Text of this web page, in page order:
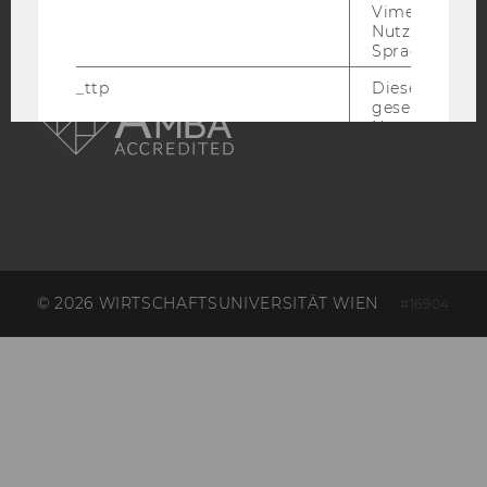
AMBA
© 2026 WIRTSCHAFTSUNIVERSITÄT WIEN #16904
Vimeo in der
Nutzer
Sprache
_ttp
Dieser
gesetzt, um
Nutzung des
und einen